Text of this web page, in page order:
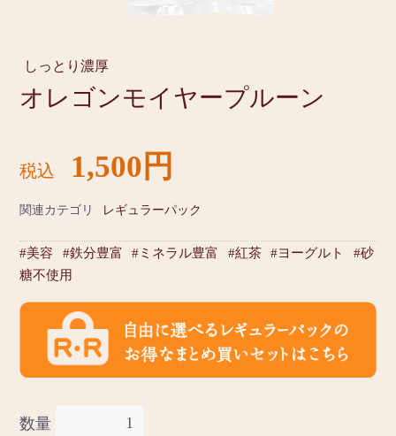
オレゴンモイヤープルーン
税込 1,500円
関連カテゴリ レギュラーパック
#美容 #鉄分豊富 #ミネラル豊富 #紅茶 #ヨーグルト
#砂
糖不使用
数量
しっとり濃厚